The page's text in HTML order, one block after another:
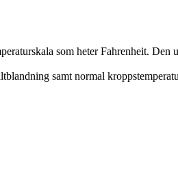
som heter Fahrenheit.
samt normal